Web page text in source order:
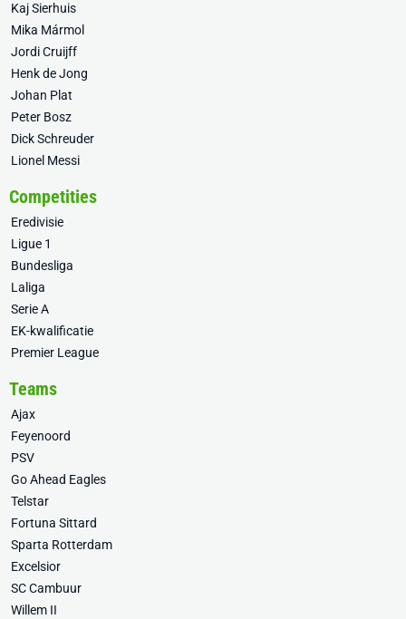
Kaj Sierhuis
Mika Mármol
Jordi Cruijff
Henk de Jong
Johan Plat
Peter Bosz
Dick Schreuder
Lionel Messi
Competities
Eredivisie
Ligue 1
Bundesliga
Laliga
Serie A
EK-kwalificatie
Premier League
Teams
Ajax
Feyenoord
PSV
Go Ahead Eagles
Telstar
Fortuna Sittard
Sparta Rotterdam
Excelsior
SC Cambuur
Willem II